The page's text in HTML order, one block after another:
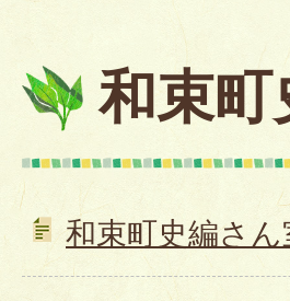
和束町
和束町史編さん